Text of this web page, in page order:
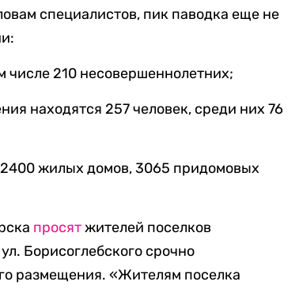
специалистов, пик паводка еще не
числе 210 несовершеннолетних;
находятся 257 человек, среди них 76
жилых домов, 3065 придомовых
просятжителей поселков
Борисоглебского срочно
размещения. «Жителям поселка